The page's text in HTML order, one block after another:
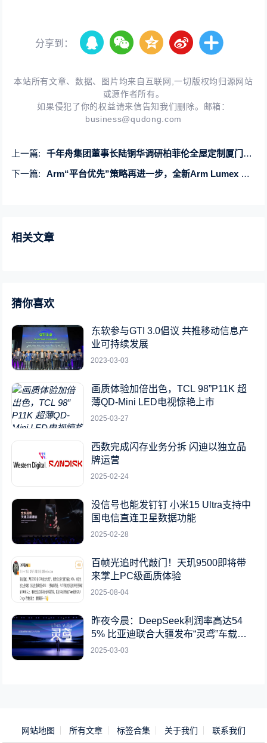
分享到：
本站所有文章、数据、图片均来自互联网,一切版权均归源网站
或源作者所有。
如果侵犯了你的权益请来信告知我们删除。邮箱：
business@qudong.com
上一篇:
千年舟集团董事长陆铜华调研柏菲伦全屋定制厦门新店，深化新商战略赋能
下一篇:
Arm“平台优先”策略再进一步，全新Arm Lumex CSS发布
相关文章
猜你喜欢
东软参与GTI 3.0倡议 共推移动信息产
业可持续发展
2023-03-03
画质体验加倍出色，TCL 98”P11K 超
薄QD-Mini LED电视惊艳上市
2025-03-27
西数完成闪存业务分拆 闪迪以独立品
牌运营
2025-02-24
没信号也能发钉钉 小米15 Ultra支持中
国电信直连卫星数据功能
2025-02-28
百帧光追时代敲门！天玑9500即将带
来掌上PC级画质体验
2025-08-04
昨夜今晨：DeepSeek利润率高达54
5% 比亚迪联合大疆发布“灵鸢”车载无
人机系统
2025-03-03
网站地图 所有文章 标签合集 关于我们 联系我们